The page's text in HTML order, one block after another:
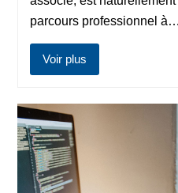
parcours professionnel à…
Voir plus